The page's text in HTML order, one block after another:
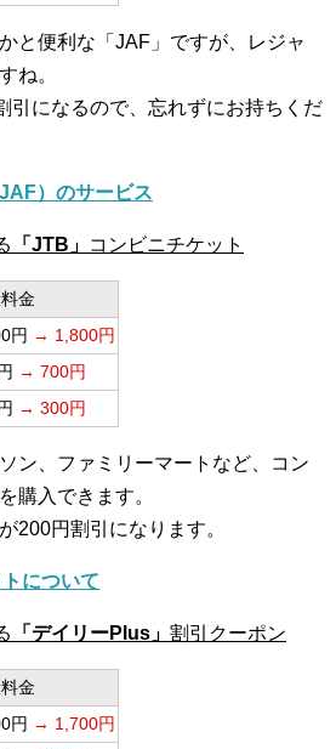
と便利な「JAF」ですが、レジャ
ね。
引になるので、忘れずにお持ちくだ
）のサービス
「JTB」 コンビニチケット
金
円 → 1,800円
→ 700円
→ 300円
ン、ファミリーマートなど、コン
購入できます。
200円割引になります。
について
「デイリーPlus」 割引クーポン
金
円 → 1,700円